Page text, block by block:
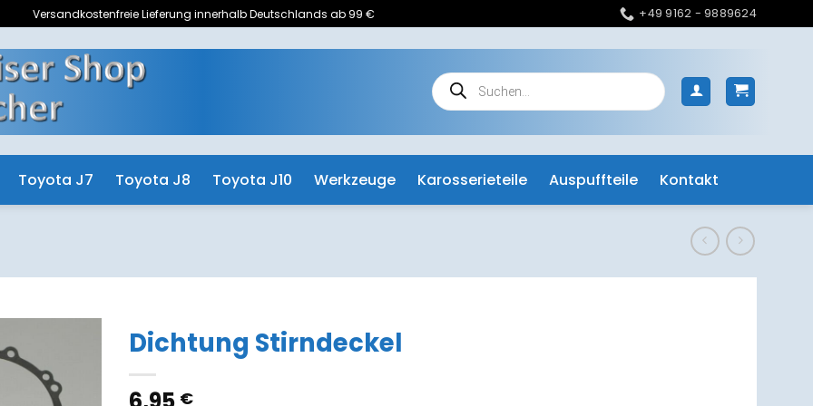
Versandkostenfreie Lieferung innerhalb Deutschlands ab 99 € +49 9162 - 9889624
Products
search
Toyota J7 Toyota J8 Toyota J10 Werkzeuge Karosserieteile Auspuffteile Kontakt
Zum
Merkzettel
Dichtung Stirndeckel
€